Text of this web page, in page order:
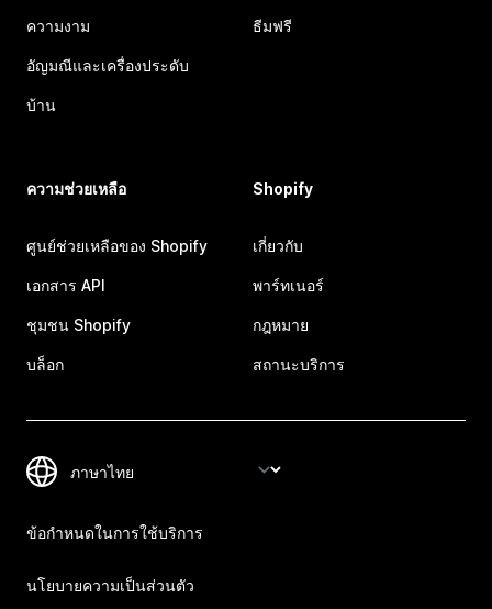
ความงาม
อัญมณีและเครื่องประดับ
บ้าน
ธีมฟรี
ความช่วยเหลือ
ศูนย์ช่วยเหลือของ Shopify
เอกสาร API
ชุมชน Shopify
บล็อก
Shopify
เกี่ยวกับ
พาร์ทเนอร์
กฎหมาย
สถานะบริการ
ข้อกำหนดในการใช้บริการ
นโยบายความเป็นส่วนตัว